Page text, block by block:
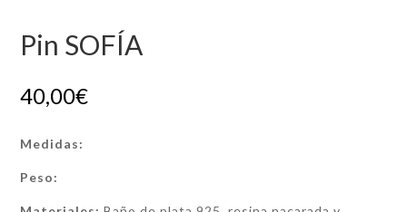
Pin SOFÍA
40,00€
Medidas:
Peso: